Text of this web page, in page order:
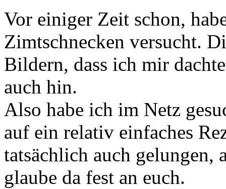
Vor einiger Zeit schon,
Zimtschnecken versucht.
Bildern, dass ich mir
auch hin.
Also habe ich im Netz
auf ein relativ einfaches
tatsächlich auch gelungen,
glaube da fest an euch.